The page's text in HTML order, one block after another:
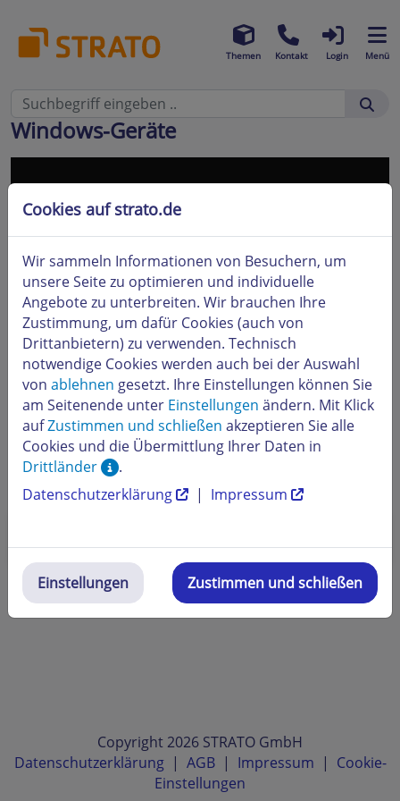
Themen Kontakt Login Menü
Windows-Geräte
werden Daten an YouTube übertragen.
Dazu benötigen wir Ihre Zustimmung.
Weitere Informationen finden Sie in
unserer Datenschutzerklärung
Zustimmen
Beliebte Themen
Audiodateien abspielen?
Copyright 2026 STRATO GmbH
Datenschutzerklärung | AGB | Impressum | Cookie-
Einstellungen
Cookies auf strato.de
Wir sammeln Informationen von Besuchern, um
unsere Seite zu optimieren und individuelle
Angebote zu unterbreiten. Wir brauchen Ihre
Zustimmung, um dafür Cookies (auch von
Drittanbietern) zu verwenden. Technisch
notwendige Cookies werden auch bei der Auswahl
von ablehnen gesetzt. Ihre Einstellungen können Sie
am Seitenende unter Einstellungen ändern. Mit Klick
aufZustimmen und schließen akzeptieren Sie alle
Cookies und die Übermittlung Ihrer Daten in
Drittländer
.
Datenschutzerklärung
| Impressum
Einstellungen Zustimmen und schließen